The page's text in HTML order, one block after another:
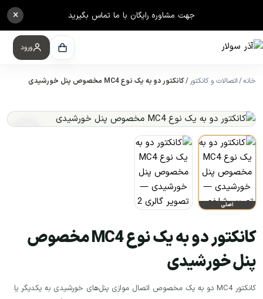
جهت مشاوره رایگان با ما تماس بگیرید ×
ورود
خانه اتصالات و کانکتور کانکتور دو به یک نوع MC4 مخصوص پنل خورشیدی
اصلی
کانکتور دو به یک نوع MC4 مخصوص
پنل خورشیدی
کانکتور MC4 دو به یک مخصوص اتصال موازی پنل‌های خورشیدی به یکدیگر یا